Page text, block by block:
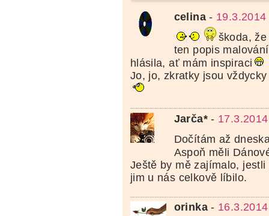
celina-
škoda,
ten popis
hlásila, ať mám inspiraci
Jo, jo, zkratky jsou
Jarča*-
Dočítám až
Aspoň měli
Ještě by mě zajímalo,
jim u nás celkově líbilo.
orinka-